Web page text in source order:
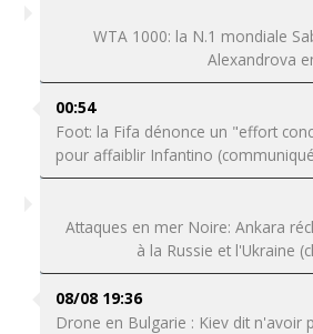
WTA 1000: la N.1 mondiale
Alexandrova
00:54
Foot: la Fifa dénonce un "effort
pour affaiblir Infantino
Attaques en mer Noire: Ankara
à la Russie et l'Ukraine
08/08 19:36
Drone en Bulgarie : Kiev dit n'avoir